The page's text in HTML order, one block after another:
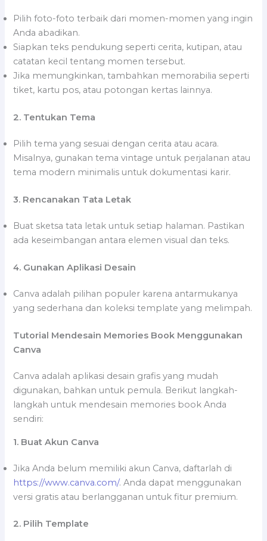
Pilih foto-foto terbaik dari momen-momen yang ingin
Anda abadikan.
Siapkan teks pendukung seperti cerita, kutipan, atau
catatan kecil tentang momen tersebut.
Jika memungkinkan, tambahkan memorabilia seperti
tiket, kartu pos, atau potongan kertas lainnya.
2. Tentukan Tema
Pilih tema yang sesuai dengan cerita atau acara.
Misalnya, gunakan tema vintage untuk perjalanan atau
tema modern minimalis untuk dokumentasi karir.
3. Rencanakan Tata Letak
Buat sketsa tata letak untuk setiap halaman. Pastikan
ada keseimbangan antara elemen visual dan teks.
4. Gunakan Aplikasi Desain
Canva adalah pilihan populer karena antarmukanya
yang sederhana dan koleksi template yang melimpah.
Tutorial Mendesain Memories Book Menggunakan
Canva
Canva adalah aplikasi desain grafis yang mudah
digunakan, bahkan untuk pemula. Berikut langkah-
langkah untuk mendesain memories book Anda
sendiri:
1. Buat Akun Canva
Jika Anda belum memiliki akun Canva, daftarlah di
https://www.canva.com/. Anda dapat menggunakan
versi gratis atau berlangganan untuk fitur premium.
2. Pilih Template